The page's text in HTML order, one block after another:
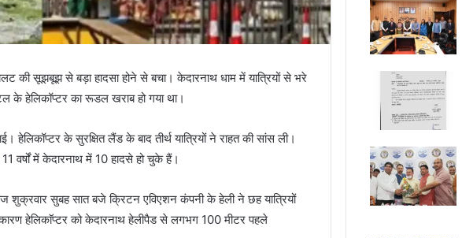
की सूझबूझ से बड़ा हादसा होने से बचा। केदारनाथ धाम में यात्रियों से भरे
के हेलिकॉप्टर का रूडल खराब हो गया था।
के सुरक्षित लैंड के बाद तीर्थ यात्रियों ने राहत की सांस ली।
वर्षों में केदारनाथ में 10 हादसे हो चुके हैं।
शुक्रवार सुबह सात बजे क्रिटन एविएशन कंपनी के हेली ने छह यात्रियों
हेलिकाॅप्टर को केदारनाथ हेलीपैड से लगभग 100 मीटर पहले